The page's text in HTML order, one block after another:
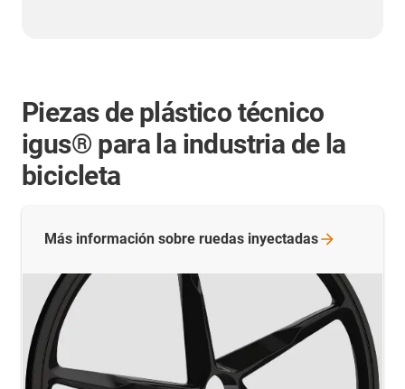
Piezas de plástico técnico
igus® para la industria de la
bicicleta
Más información sobre ruedas inyectadas